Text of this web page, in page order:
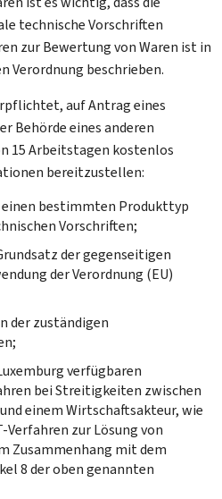
technische Vorschriften
zur Bewertung von Waren ist in
Verordnung beschrieben.
auf Antrag eines
Behörde eines anderen
15 Arbeitstagen kostenlos
bereitzustellen:
bestimmten Produkttyp
Vorschriften;
der gegenseitigen
der Verordnung (EU)
der zuständigen
verfügbaren
bei Streitigkeiten zwischen
einem Wirtschaftsakteur, wie
Verfahren zur Lösung von
Zusammenhang mit dem
8 der oben genannten